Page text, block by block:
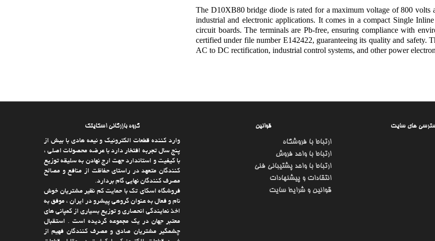
The D10XB80 bridge diode is rated for a maximum voltage of 800 volts
industrial and electronic applications. It comes in a compact Single
circuit boards. The terminals are Pb-free, ensuring compliance with
certified under file number E142422, guaranteeing its quality and
AC to DC rectification, industrial control systems, and other power
گروه بازرگانی اسکایتک
وارد كننده قطعات الکترونیک و نیمه هادی با بیش از
پنج سال تجربه افتخار دارد با عرضه محصولات اصلی ،
با كیفیت و استاندارد جهت ارج نهادن به سلیقه توزیع
كنندگان متعهد در راستای حفاظت از منافع و مصالح
مصرف كنندگان نهایی گام بردارد.
فروشگاه اسکای تک با حمایت كم نظیر مشتریان خوش
نام و فعال به عنوان گروهی پیشرو در ایران ، موفق به
اخذ نمایندگی انحصاری و توزیع بسیاری از كمپانی های
معتبر جهان در یك مجموعه گردیده است . استقبال
چشمگیر مشتریان صادق و مصرف كنندگان فهیم از
قوانین
ارتباط با فروشگاه
ارتباط با واحد فروش
ارتباط با واحد پشتیبانی فنی
انتقادات و پیشنهادات
قوانین و شرایط سایت
های سایت